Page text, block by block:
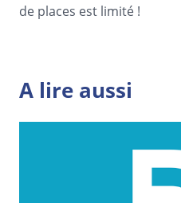
de places est limité !
A lire aussi